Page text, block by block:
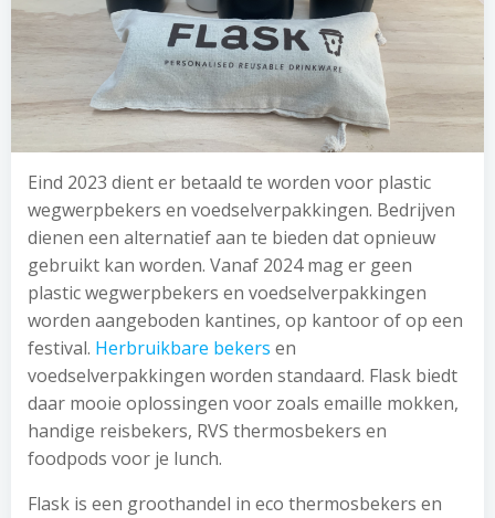
Eind 2023 dient er betaald te worden voor plastic
wegwerpbekers en voedselverpakkingen. Bedrijven
dienen een alternatief aan te bieden dat opnieuw
gebruikt kan worden. Vanaf 2024 mag er geen
plastic wegwerpbekers en voedselverpakkingen
worden aangeboden kantines, op kantoor of op een
festival. Herbruikbare bekers en
voedselverpakkingen worden standaard. Flask biedt
daar mooie oplossingen voor zoals emaille mokken,
handige reisbekers, RVS thermosbekers en
foodpods voor je lunch.
Flask is een groothandel in eco thermosbekers en